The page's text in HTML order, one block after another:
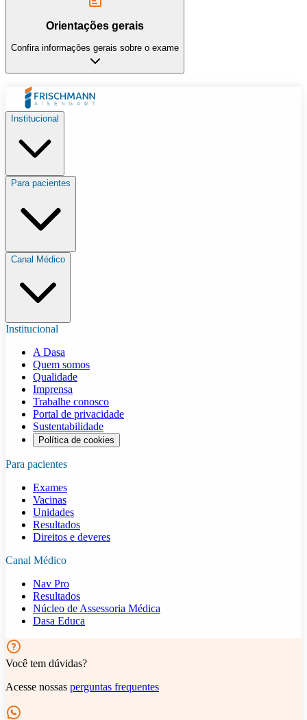
Orientações gerais
Confira informações gerais sobre o exame
Institucional
Para pacientes
Canal Médico
Institucional
A Dasa
Quem somos
Qualidade
Imprensa
Trabalhe conosco
Portal de privacidade
Sustentabilidade
Política de cookies
Para pacientes
Exames
Vacinas
Unidades
Resultados
Direitos e deveres
Canal Médico
Nav Pro
Resultados
Núcleo de Assessoria Médica
Dasa Educa
Você tem dúvidas?
Acesse nossas perguntas frequentes